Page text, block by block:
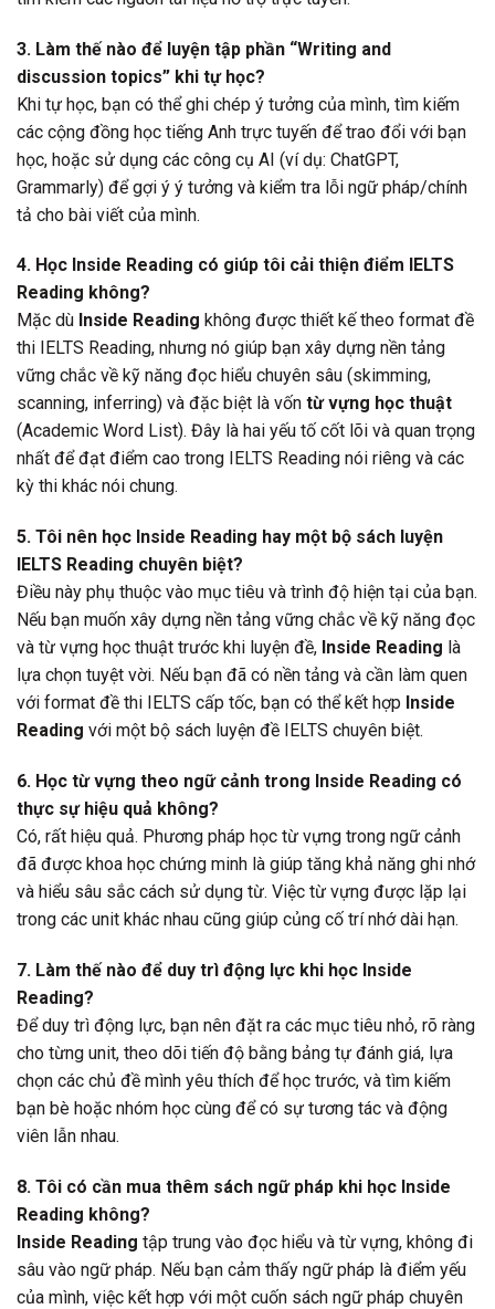
3. Làm thế nào để luyện tập phần “Writing and
discussion topics” khi tự học?
Khi tự học, bạn có thể ghi chép ý tưởng của mình, tìm kiếm
các cộng đồng học tiếng Anh trực tuyến để trao đổi với bạn
học, hoặc sử dụng các công cụ AI (ví dụ: ChatGPT,
Grammarly) để gợi ý ý tưởng và kiểm tra lỗi ngữ pháp/chính
tả cho bài viết của mình.
4. Học Inside Reading có giúp tôi cải thiện điểm IELTS
Reading không?
Mặc dù Inside Reading không được thiết kế theo format đề
thi IELTS Reading, nhưng nó giúp bạn xây dựng nền tảng
vững chắc về kỹ năng đọc hiểu chuyên sâu (skimming,
scanning, inferring) và đặc biệt là vốn từ vựng học thuật
(Academic Word List). Đây là hai yếu tố cốt lõi và quan trọng
nhất để đạt điểm cao trong IELTS Reading nói riêng và các
kỳ thi khác nói chung.
5. Tôi nên học Inside Reading hay một bộ sách luyện
IELTS Reading chuyên biệt?
Điều này phụ thuộc vào mục tiêu và trình độ hiện tại của bạn.
Nếu bạn muốn xây dựng nền tảng vững chắc về kỹ năng đọc
và từ vựng học thuật trước khi luyện đề, Inside Reading là
lựa chọn tuyệt vời. Nếu bạn đã có nền tảng và cần làm quen
với format đề thi IELTS cấp tốc, bạn có thể kết hợp Inside
Reading với một bộ sách luyện đề IELTS chuyên biệt.
6. Học từ vựng theo ngữ cảnh trong Inside Reading có
thực sự hiệu quả không?
Có, rất hiệu quả. Phương pháp học từ vựng trong ngữ cảnh
đã được khoa học chứng minh là giúp tăng khả năng ghi nhớ
và hiểu sâu sắc cách sử dụng từ. Việc từ vựng được lặp lại
trong các unit khác nhau cũng giúp củng cố trí nhớ dài hạn.
7. Làm thế nào để duy trì động lực khi học Inside
Reading?
Để duy trì động lực, bạn nên đặt ra các mục tiêu nhỏ, rõ ràng
cho từng unit, theo dõi tiến độ bằng bảng tự đánh giá, lựa
chọn các chủ đề mình yêu thích để học trước, và tìm kiếm
bạn bè hoặc nhóm học cùng để có sự tương tác và động
viên lẫn nhau.
8. Tôi có cần mua thêm sách ngữ pháp khi học Inside
Reading không?
Inside Reading tập trung vào đọc hiểu và từ vựng, không đi
sâu vào ngữ pháp. Nếu bạn cảm thấy ngữ pháp là điểm yếu
của mình, việc kết hợp với một cuốn sách ngữ pháp chuyên